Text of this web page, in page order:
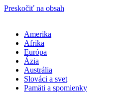
Preskočiť na obsah
Amerika
Afrika
Európa
Ázia
Austrália
Slováci a svet
Pamäti a spomienky